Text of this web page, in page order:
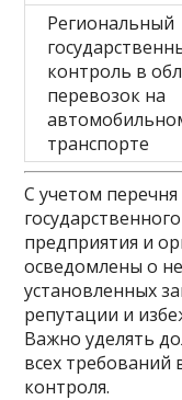
Региональный
контроль в
перевозок на
транспорте
С учетом
предприятия и
осведомлены о
установленных
репутации и
Важно уделять
всех требований
контроля.